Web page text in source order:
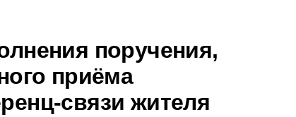
поручения,
приёма
связи жителя